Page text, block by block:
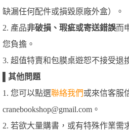
缺漏任何配件或損毀原廠外盒）。
2. 產品非破損、瑕疵或寄送錯誤而
您負擔。
3. 超值特賣和包膜桌遊恕不接受退
其他問題
1. 您可以點選聯絡我們或來信客服
cranebookshop@gmail.com。
2. 若欲大量購書，或有特殊作業需